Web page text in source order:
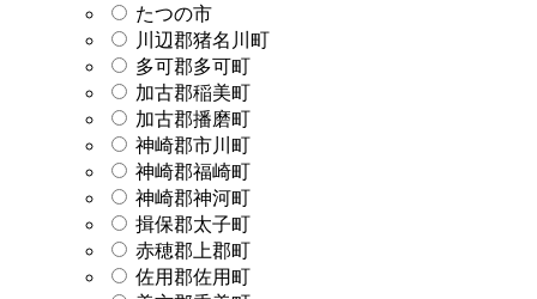
たつの市
川辺郡猪名川町
多可郡多可町
加古郡稲美町
加古郡播磨町
神崎郡市川町
神崎郡福崎町
神崎郡神河町
揖保郡太子町
赤穂郡上郡町
佐用郡佐用町